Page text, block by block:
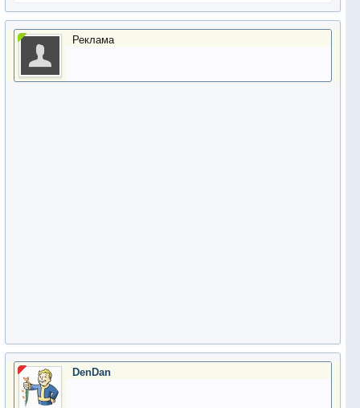
Реклама
DenDan